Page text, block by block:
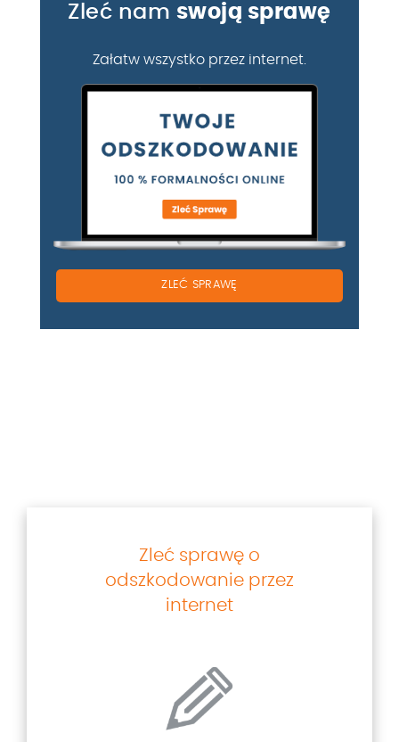
Zleć nam swoją sprawę
Załatw wszystko przez internet.
ZLEĆ SPRAWĘ
Zleć sprawę o
odszkodowanie przez
internet